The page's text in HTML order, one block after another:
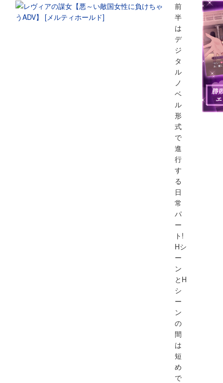
前
半
は
デ
ジ
タ
ル
ノ
ベ
ル
形
式
で
進
行
す
る
日
常
パ
ー
ト!
Hシ
ー
ン
とH
シ
ー
ン
の
間
は
短
め
で